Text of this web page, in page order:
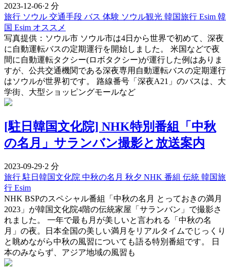
2023-12-06·2 分
旅行 ソウル 交通手段 バス 体験 ソウル観光 韓国旅行 Esim 韓
国 Esim オススメ
写真提供：ソウル市 ソウル市は4日から世界で初めて、深夜
に自動運転バスの定期運行を開始しました。 米国などで夜
間に自動運転タクシー(ロボタクシー)が運行した例はありま
すが、公共交通機関である深夜専用自動運転バスの定期運行
はソウルが世界初です。 路線番号「深夜A21」のバスは、大
学街、大型ショッピングモールなど
[駐日韓国文化院] NHK特別番組「中秋
の名月」サランバン撮影と放送案内
2023-09-29·2 分
旅行 駐日韓国文化院 中秋の名月 秋夕 NHK 番組 伝統 韓国旅
行 Esim
NHK BSPのスペシャル番組「中秋の名月 とっておきの満月
2023」が韓国文化院4階の伝統家屋「サランバン」で撮影さ
れました。 一年で最も月が美しいと言われる「中秋の名
月」の夜。日本全国の美しい満月をリアルタイムでじっくり
と眺めながら中秋の風習についても語る特別番組です。 日
本のみならず、アジア地域の風習も